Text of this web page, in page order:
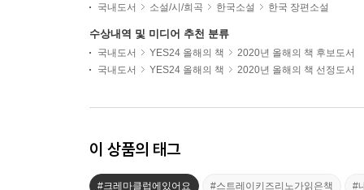
국내도서
소설/시/희곡 한국소설 한국 장편소설
수상내역 및 미디어 추천 분류
국내도서 YES24 올해의 책
2020년 올해의 책 후보도서
국내도서
YES24 올해의 책 2020년 올해의 책 선정도서
이 상품의 태그
#크레마클럽에있어요 #스트레이키즈리노가읽은책 #